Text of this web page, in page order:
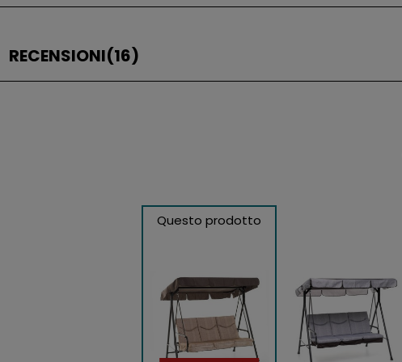
RECENSIONI(16)
Questo prodotto